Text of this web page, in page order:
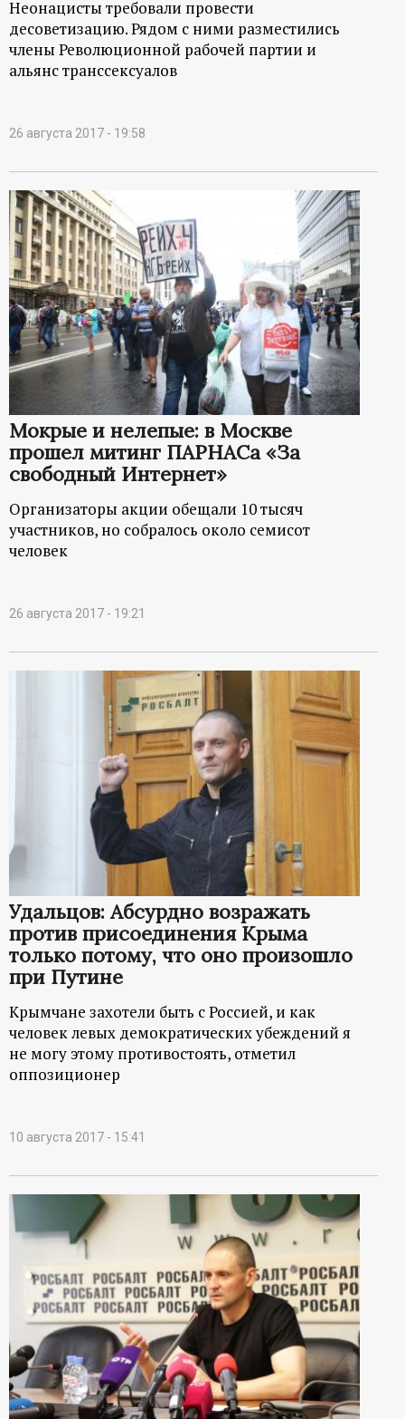
Неонацисты требовали провести
десоветизацию. Рядом с ними разместились
члены Революционной рабочей партии и
альянс транссексуалов
26 августа 2017 - 19:58
Мокрые и нелепые: в Москве
прошел митинг ПАРНАСа «За
свободный Интернет»
Организаторы акции обещали 10 тысяч
участников, но собралось около семисот
человек
26 августа 2017 - 19:21
Удальцов: Абсурдно возражать
против присоединения Крыма
только потому, что оно произошло
при Путине
Крымчане захотели быть с Россией, и как
человек левых демократических убеждений я
не могу этому противостоять, отметил
оппозиционер
10 августа 2017 - 15:41